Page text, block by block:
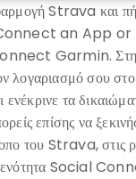
Strava και
an App or
Garmin. Στη
λογαριασμό σου
τα
επίσης να
του Strava, στις
Social